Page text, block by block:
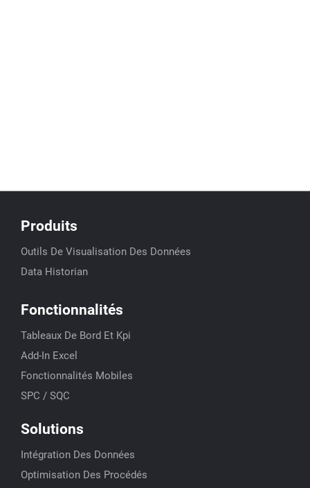
Produits
Outils De Visualisation Des Données
Data Historian
Fonctionnalités
Tableaux De Bord Et Kpi
Add-In Excel
Fonctionnalités Mobiles
SPC / SQC
Solutions
Intégration Des Données
Optimisation Des Procédés